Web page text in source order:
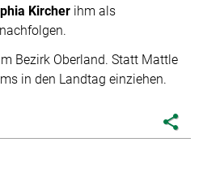
Kircher ihm als
nachfolgen.
Bezirk Oberland. Statt Mattle
in den Landtag einziehen.
share